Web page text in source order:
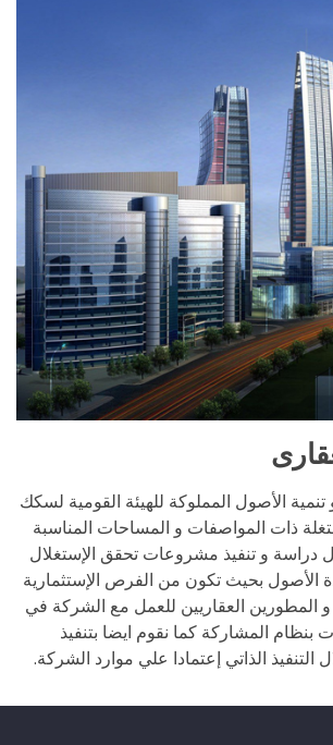
الأصول المملوكة للهيئة القومية لسكك
ذات المواصفات و المساحات المناسبة
دراسة و تنفيذ مشروعات تحقق الإستغلال
الأصول بحيث تكون من الفرص الإستثمارية
و المطورين العقاريين للعمل مع الشركة في